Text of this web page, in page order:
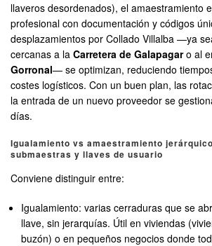
llaveros desordenados), el amaestramiento
profesional con documentación y códigos
desplazamientos por Collado Villalba —ya
cercanas a la Carretera de Galapagaro al
Gorronal— se optimizan, reduciendo
costes logísticos. Con un buen plan, las
la entrada de un nuevo proveedor se
días.
Igualamiento vs amaestramiento
submaestras y llaves de usuario
Conviene distinguir entre:
Igualamiento: varias cerraduras que se
llave, sin jerarquías. Útil en viviendas
buzón) o en pequeños negocios donde